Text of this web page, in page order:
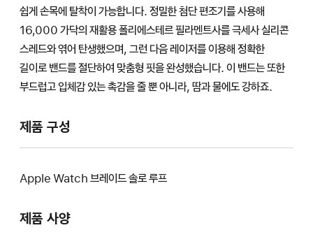
쉽게 손목에 탈착이 가능합니다. 정밀한 첨단 편조기를 사용해
16,000 가닥의 재활용 폴리에스테르 필라멘트사를 극세사 실리콘
스레드와 엮어 탄생했으며, 그런 다음 레이저를 이용해 정확한
길이로 밴드를 절단하여 맞춤형 핏을 완성했습니다. 이 밴드는 또한
부드럽고 입체감 있는 촉감을 줄 뿐 아니라, 땀과 물에도 강하죠.
제품 구성
Apple Watch 브레이드 솔로 루프
제품 사양